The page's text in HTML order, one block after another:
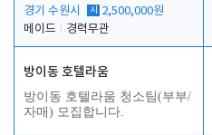
경기 수원시 시
2,500,000원
메이드
경력무관
방이동 호텔라움
방이동 호텔라움 청소팀(부부/
자매) 모집합니다.